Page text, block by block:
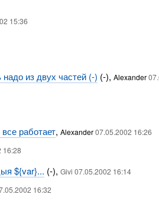
15:36
из двух частей (-) (-),Alexander
работает,Alexander07.05.2002 16:26
16:28
${var}... (-),Givi 07.05.2002 16:14
16:32